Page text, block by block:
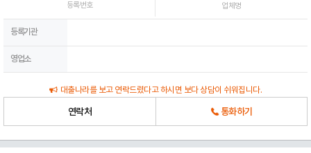
등록번호 업체명
등록기관
영업소
대출나라를 보고 연락드렸다고 하시면 보다 상담이 쉬워집니다.
연락처 통화하기